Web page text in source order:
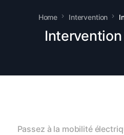
Home Intervention
Intervention
Passez à la mobilité